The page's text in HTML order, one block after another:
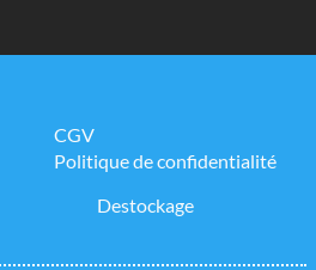
CGV
Politique de confidentialité
Destockage